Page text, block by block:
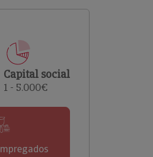
o risco de incumprimento dos
Capital social
1 - 5.000€